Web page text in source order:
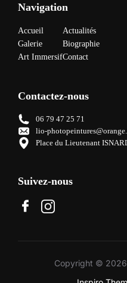
Navigation
Accueil
Galerie
Art Immersif
Actualités
Biographie
Contact
Contactez-nous
06 79 47 25 71
lio-
Place du Lieutenant
Suivez-nous
Copyright © 2026